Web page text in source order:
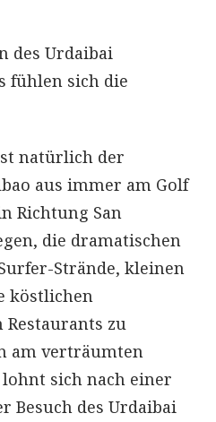
des Urdaibai
fühlen sich die
natürlich der
aus immer am Golf
Richtung San
die dramatischen
Strände, kleinen
köstlichen
zu
am verträumten
sich nach einer
Besuch des Urdaibai